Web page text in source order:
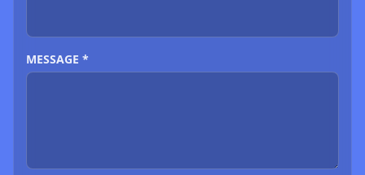
MESSAGE *